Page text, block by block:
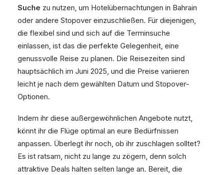
Suche zu nutzen, um Hotelübernachtungen in Bahrain
oder andere Stopover einzuschließen. Für diejenigen,
die flexibel sind und sich auf die Terminsuche
einlassen, ist das die perfekte Gelegenheit, eine
genussvolle Reise zu planen. Die Reisezeiten sind
hauptsächlich im Juni 2025, und die Preise variieren
leicht je nach dem gewählten Datum und Stopover-
Optionen.
Indem ihr diese außergewöhnlichen Angebote nutzt,
könnt ihr die Flüge optimal an eure Bedürfnissen
anpassen. Überlegt ihr noch, ob ihr zuschlagen solltet?
Es ist ratsam, nicht zu lange zu zögern, denn solch
attraktive Deals halten selten lange an. Bereit, die